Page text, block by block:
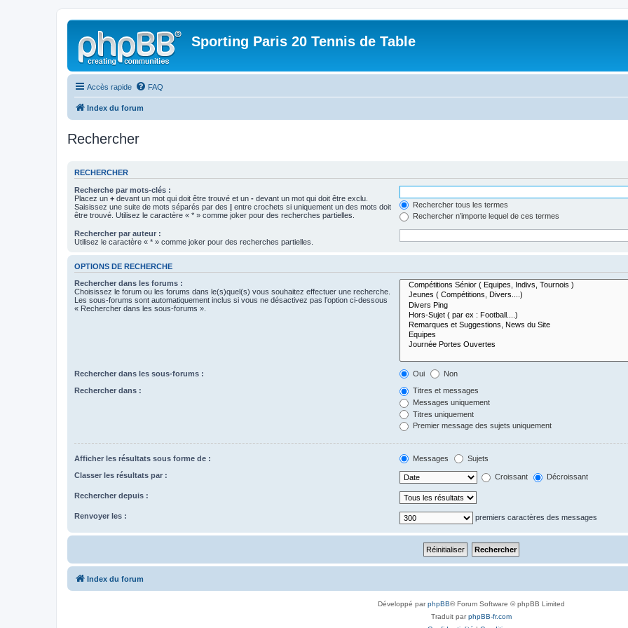
Sporting Paris 20 Tennis de Table
Accès rapide FAQ
Index du forum
Rechercher
RECHERCHER
Recherche par mots-clés :
Placez un + devant un mot qui doit être trouvé et un - devant un mot qui doit être exclu.
Saisissez une suite de mots séparés par des | entre crochets si uniquement un des mots doit
être trouvé. Utilisez le caractère « * » comme joker pour des recherches partielles.
Rechercher tous les termes
Rechercher n’importe lequel de ces termes
Rechercher par auteur :
Utilisez le caractère « * » comme joker pour des recherches partielles.
OPTIONS DE RECHERCHE
Rechercher dans les forums :
Choisissez le forum ou les forums dans le(s)quel(s) vous souhaitez effectuer une recherche.
Les sous-forums sont automatiquement inclus si vous ne désactivez pas l’option ci-dessous
« Rechercher dans les sous-forums ».
Rechercher dans les sous-forums : Oui Non
Rechercher dans :
Titres et messages
Messages uniquement
Titres uniquement
Premier message des sujets uniquement
Afficher les résultats sous forme de : Messages Sujets
Classer les résultats par : Croissant Décroissant
Rechercher depuis :
Renvoyer les : premiers caractères des messages
Index du forum
Développé parphpBB® Forum Software © phpBB Limited
Traduit parphpBB-fr.com